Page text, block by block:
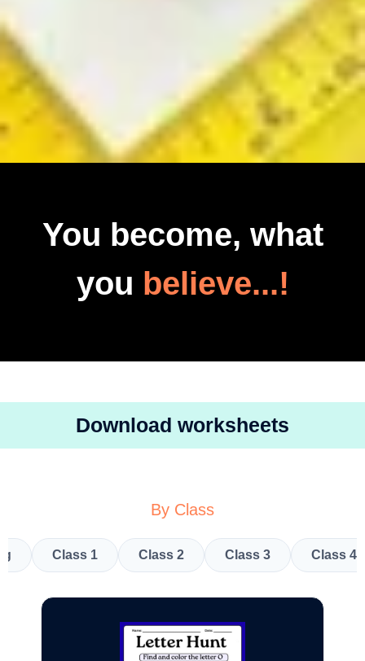
You become, what
you believe...!
Download worksheets
By Class
Class 1 Class 2 Class 3 Class 4